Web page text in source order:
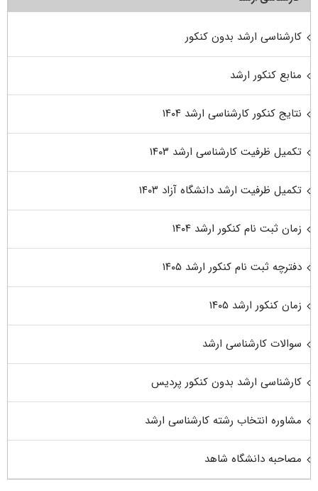
کارشناسی ارشد بدون کنکور
منابع کنکور ارشد
نتایج کنکور کارشناسی ارشد ۱۴۰۴
تکمیل ظرفیت کارشناسی ارشد ۱۴۰۳
تکمیل ظرفیت ارشد دانشگاه آزاد ۱۴۰۳
زمان ثبت نام کنکور ارشد ۱۴۰۴
دفترچه ثبت نام کنکور ارشد ۱۴۰۵
زمان کنکور ارشد ۱۴۰۵
سوالات کارشناسی ارشد
کارشناسی ارشد بدون کنکور پردیس
مشاوره انتخاب رشته کارشناسی ارشد
مصاحبه دانشگاه شاهد